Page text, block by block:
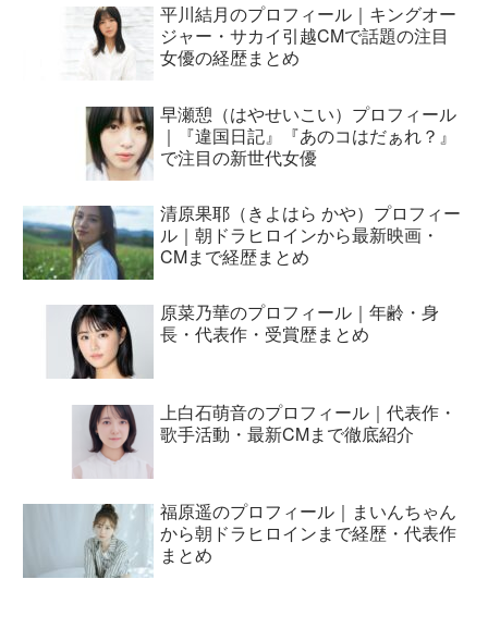
平川結月のプロフィール｜キングオー
ジャー・サカイ引越CMで話題の注目
女優の経歴まとめ
早瀬憩（はやせいこい）プロフィール
｜『違国日記』『あのコはだぁれ？』
で注目の新世代女優
清原果耶（きよはら かや）プロフィー
ル｜朝ドラヒロインから最新映画・
CMまで経歴まとめ
原菜乃華のプロフィール｜年齢・身
長・代表作・受賞歴まとめ
上白石萌音のプロフィール｜代表作・
歌手活動・最新CMまで徹底紹介
福原遥のプロフィール｜まいんちゃん
から朝ドラヒロインまで経歴・代表作
まとめ